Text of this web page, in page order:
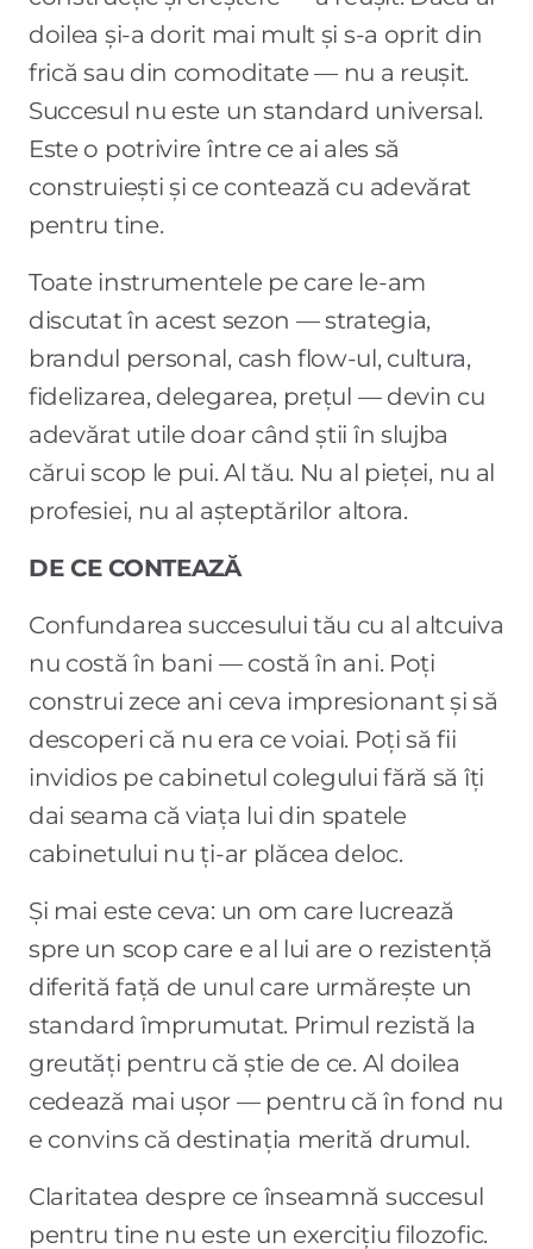
doilea și-a dorit mai mult și s-a oprit din
frică sau din comoditate — nu a reușit.
Succesul nu este un standard universal.
Este o potrivire între ce ai ales să
construiești și ce contează cu adevărat
pentru tine.
Toate instrumentele pe care le-am
discutat în acest sezon — strategia,
brandul personal, cash flow-ul, cultura,
fidelizarea, delegarea, prețul — devin cu
adevărat utile doar când știi în slujba
cărui scop le pui. Al tău. Nu al pieței, nu al
profesiei, nu al așteptărilor altora.
DE CE CONTEAZĂ
Confundarea succesului tău cu al altcuiva
nu costă în bani — costă în ani. Poți
construi zece ani ceva impresionant și să
descoperi că nu era ce voiai. Poți să fii
invidios pe cabinetul colegului fără să îți
dai seama că viața lui din spatele
cabinetului nu ți-ar plăcea deloc.
Și mai este ceva: un om care lucrează
spre un scop care e al lui are o rezistență
diferită față de unul care urmărește un
standard împrumutat. Primul rezistă la
greutăți pentru că știe de ce. Al doilea
cedează mai ușor — pentru că în fond nu
e convins că destinația merită drumul.
Claritatea despre ce înseamnă succesul
pentru tine nu este un exercițiu filozofic.